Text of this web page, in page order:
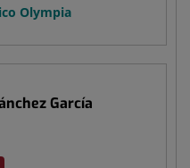
Olympia
García